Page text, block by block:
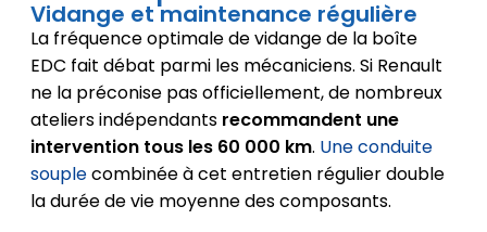
Vidange et maintenance régulière
La fréquence optimale de vidange de la boîte
EDC fait débat parmi les mécaniciens. Si Renault
ne la préconise pas officiellement, de nombreux
ateliers indépendants recommandent une
intervention tous les 60 000 km. Une conduite
souplecombinée à cet entretien régulier double
la durée de vie moyenne des composants.